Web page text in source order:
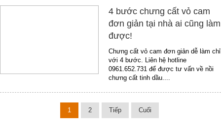
4 bước chưng cất vỏ cam
đơn giản tại nhà ai cũng làm
được!
Chưng cất vỏ cam đơn giản dễ làm chỉ
với 4 bước. Liên hệ hotline
0961.652.731 để được tư vấn về nồi
chưng cất tinh dầu....
1 2 Tiếp Cuối